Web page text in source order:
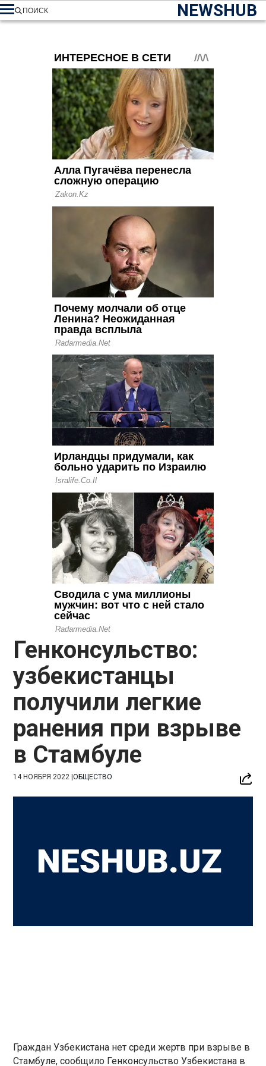
NEWSHUB
ПОИСК
Генконсульство:
узбекистанцы
получили легкие
ранения при взрыве
в Стамбуле
14 НОЯБРЯ 2022 |ОБЩЕСТВО
Граждан Узбекистана нет среди жертв при взрыве в
Стамбуле, сообщило Генконсульство Узбекистана в